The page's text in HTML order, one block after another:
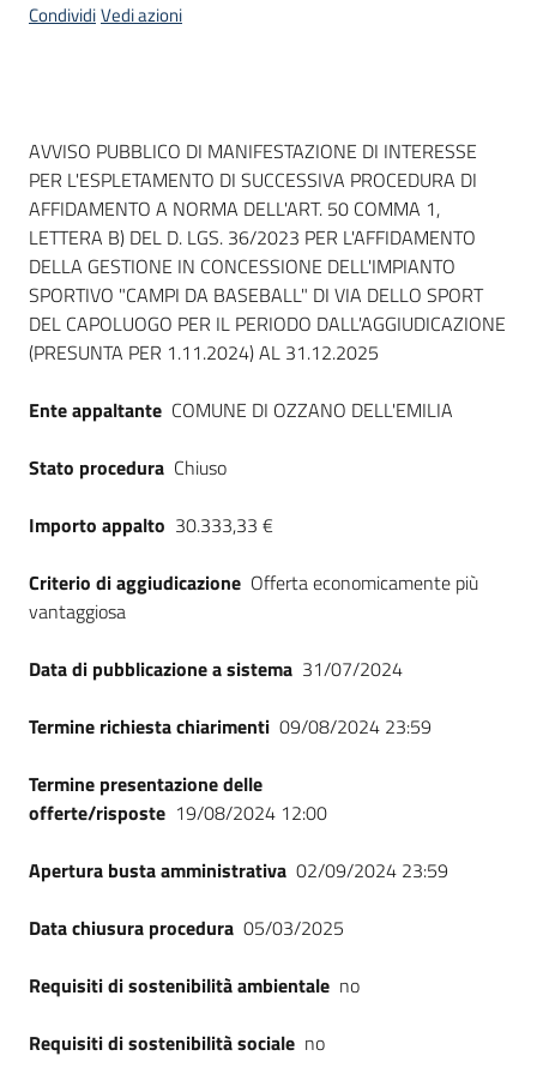
CondividiVedi azioni
Dati del bando
AVVISO PUBBLICO DI MANIFESTAZIONE DI INTERESSE
PER L'ESPLETAMENTO DI SUCCESSIVA PROCEDURA DI
AFFIDAMENTO A NORMA DELL'ART. 50 COMMA 1,
LETTERA B) DEL D. LGS. 36/2023 PER L'AFFIDAMENTO
DELLA GESTIONE IN CONCESSIONE DELL'IMPIANTO
SPORTIVO "CAMPI DA BASEBALL" DI VIA DELLO SPORT
DEL CAPOLUOGO PER IL PERIODO DALL'AGGIUDICAZIONE
(PRESUNTA PER 1.11.2024) AL 31.12.2025
Ente appaltante COMUNE DI OZZANO DELL'EMILIA
Stato procedura Chiuso
Importo appalto 30.333,33 €
Criterio di aggiudicazione Offerta economicamente più
vantaggiosa
Data di pubblicazione a sistema 31/07/2024
Termine richiesta chiarimenti 09/08/2024 23:59
Termine presentazione delle
offerte/risposte 19/08/2024 12:00
Apertura busta amministrativa 02/09/2024 23:59
Data chiusura procedura 05/03/2025
Requisiti di sostenibilità ambientale no
Requisiti di sostenibilità sociale no